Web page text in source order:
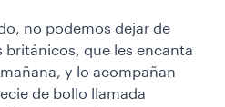
no podemos dejar de
británicos, que les encanta
y lo acompañan
de bollo llamada